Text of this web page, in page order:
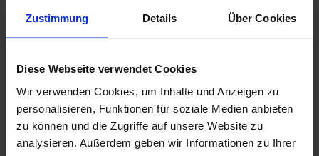
Zustimmung Details Über Cookies
Diese Webseite verwendet Cookies
Wir verwenden Cookies, um Inhalte und Anzeigen zu
personalisieren, Funktionen für soziale Medien anbieten
zu können und die Zugriffe auf unsere Website zu
analysieren. Außerdem geben wir Informationen zu Ihrer
Weitere Serien von Sant Agostino
Fliesenkleber